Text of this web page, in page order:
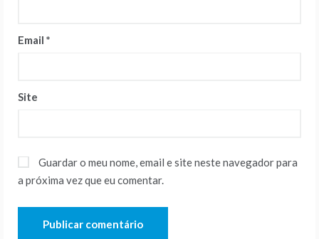
Email *
Site
Guardar o meu nome, email e site neste navegador para
a próxima vez que eu comentar.